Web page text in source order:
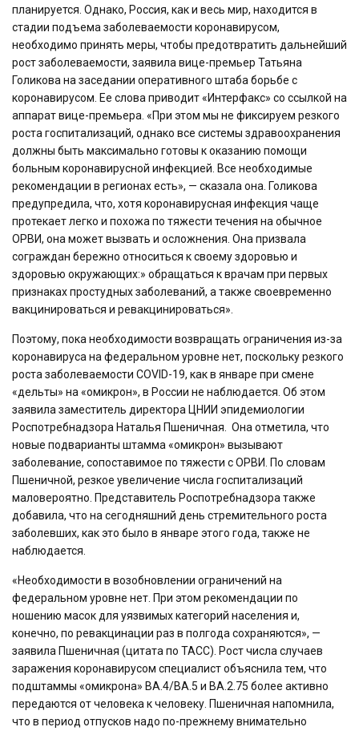
планируется. Однако, Россия, как и весь мир, находится в
стадии подъема заболеваемости коронавирусом,
необходимо принять меры, чтобы предотвратить дальнейший
рост заболеваемости, заявила вице-премьер Татьяна
Голикова на заседании оперативного штаба борьбе с
коронавирусом. Ее слова приводит «Интерфакс» со ссылкой на
аппарат вице-премьера. «При этом мы не фиксируем резкого
роста госпитализаций, однако все системы здравоохранения
должны быть максимально готовы к оказанию помощи
больным коронавирусной инфекцией. Все необходимые
рекомендации в регионах есть», — сказала она. Голикова
предупредила, что, хотя коронавирусная инфекция чаще
протекает легко и похожа по тяжести течения на обычное
ОРВИ, она может вызвать и осложнения. Она призвала
сограждан бережно относиться к своему здоровью и
здоровью окружающих:» обращаться к врачам при первых
признаках простудных заболеваний, а также своевременно
вакцинироваться и ревакцинироваться».
Поэтому, пока необходимости возвращать ограничения из-за
коронавируса на федеральном уровне нет, поскольку резкого
роста заболеваемости COVID-19, как в январе при смене
«дельты» на «омикрон», в России не наблюдается. Об этом
заявила заместитель директора ЦНИИ эпидемиологии
Роспотребнадзора Наталья Пшеничная. Она отметила, что
новые подварианты штамма «омикрон» вызывают
заболевание, сопоставимое по тяжести с ОРВИ. По словам
Пшеничной, резкое увеличение числа госпитализаций
маловероятно. Представитель Роспотребнадзора также
добавила, что на сегодняшний день стремительного роста
заболевших, как это было в январе этого года, также не
наблюдается.
«Необходимости в возобновлении ограничений на
федеральном уровне нет. При этом рекомендации по
ношению масок для уязвимых категорий населения и,
конечно, по ревакцинации раз в полгода сохраняются», —
заявила Пшеничная (цитата по ТАСС). Рост числа случаев
заражения коронавирусом специалист объяснила тем, что
подштаммы «омикрона» BA.4/BA.5 и BA.2.75 более активно
передаются от человека к человеку. Пшеничная напомнила,
что в период отпусков надо по-прежнему внимательно